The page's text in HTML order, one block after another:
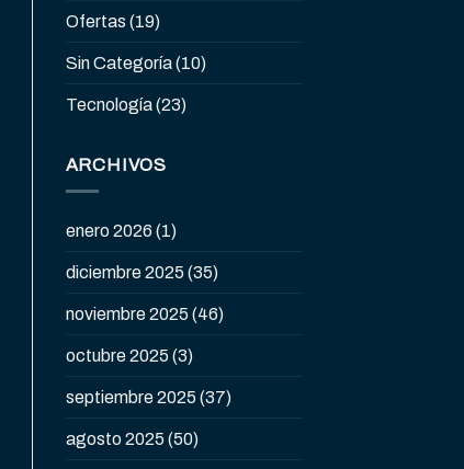
Ofertas (19)
Sin Categoría(10)
Tecnología(23)
ARCHIVOS
enero 2026 (1)
diciembre 2025 (35)
noviembre 2025 (46)
octubre 2025 (3)
septiembre 2025 (37)
agosto 2025 (50)